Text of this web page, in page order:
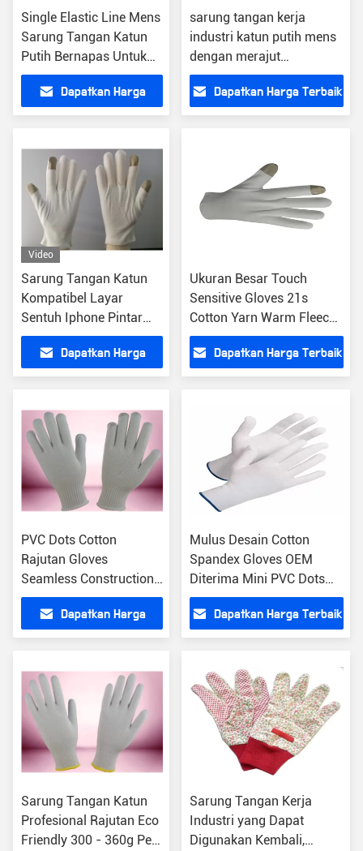
Single Elastic Line Mens
Sarung Tangan Katun
Putih Bernapas Untuk
Pekerja Laboratorium
Dapatkan Harga
sarung tangan kerja
industri katun putih mens
dengan merajut
pergelangan tangan tugas
berat merancang layanan
produksi massal biaya
Dapatkan Harga Terbaik
Video
Sarung Tangan Katun
Kompatibel Layar
Sentuh Iphone Pintar
dengan jari ponsel perak
apple smart iphone
touch bermain game
Dapatkan Harga
Ukuran Besar Touch
Sensitive Gloves 21s
Cotton Yarn Warm Fleece
Construction
Dapatkan Harga Terbaik
PVC Dots Cotton
Rajutan Gloves
Seamless Construction
Bahan Non Toxic
Dapatkan Harga
Mulus Desain Cotton
Spandex Gloves OEM
Diterima Mini PVC Dots
On Palm
Dapatkan Harga Terbaik
Sarung Tangan Katun
Profesional Rajutan Eco
Friendly 300 - 360g Per
Sarung Tangan Kerja
Industri yang Dapat
Digunakan Kembali,